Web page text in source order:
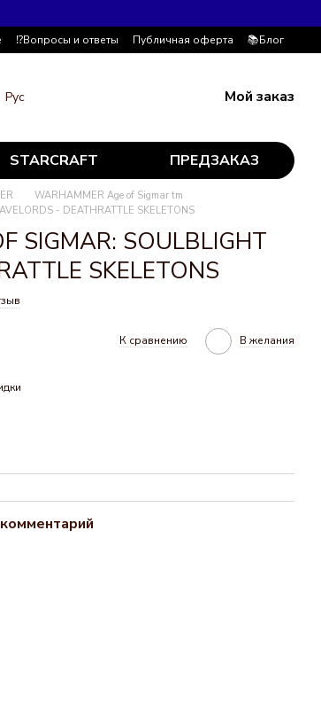
⁉️Вопросы и ответы Публичная оферта
📚Блог
Рус Мой заказ
STARCRAFT ПРЕДЗАКАЗ
WARHAMMER Age of Sigmar tm
- DEATHRATTLE SKELETONS
SIGMAR: SOULBLIGHT
SKELETONS
К сравнению В желания